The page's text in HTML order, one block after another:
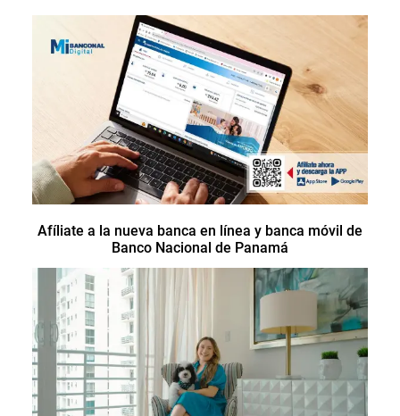
Afíliate a la nueva banca en línea y banca móvil de
Banco Nacional de Panamá